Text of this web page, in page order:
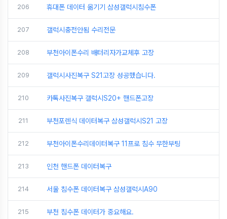
206 휴대폰 데이터 옮기기 삼성갤럭시침수폰
207 갤럭시충전안됨 수리전문
208 부천아이폰수리 배터리자가교체후 고장
209 갤럭시사진복구 S21고장 성공했습니다.
210 카톡사진복구 갤럭시S20+ 핸드폰고장
211 부천포렌식 데이터복구 삼성갤럭시S21 고장
212 부천아이폰수리데이터복구 11프로 침수 무한부팅
213 인천 핸드폰 데이터복구
214 서울 침수폰 데이터복구 삼성갤럭시A90
215 부천 침수폰 데이터가 중요해요.